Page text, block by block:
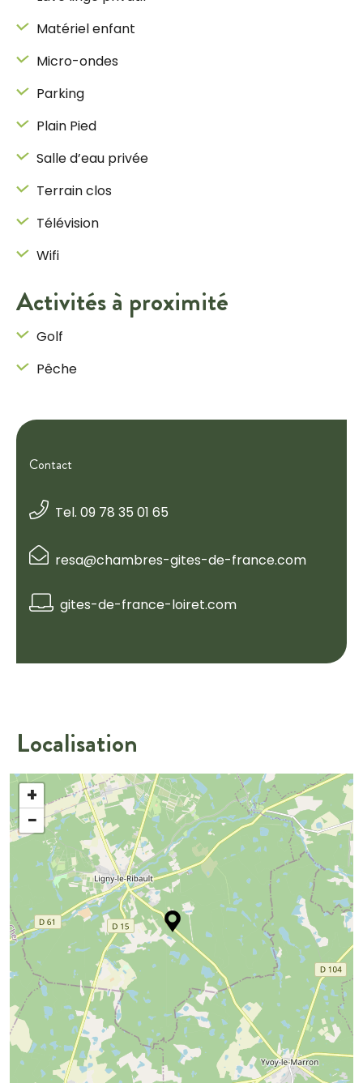
Matériel enfant
Micro-ondes
Parking
Plain Pied
Salle d’eau privée
Terrain clos
Télévision
Wifi
Activités à proximité
Golf
Pêche
Contact
Tel. 09 78 35 01 65
resa@chambres-gites-de-france.com
gites-de-france-loiret.com
Localisation
+
−